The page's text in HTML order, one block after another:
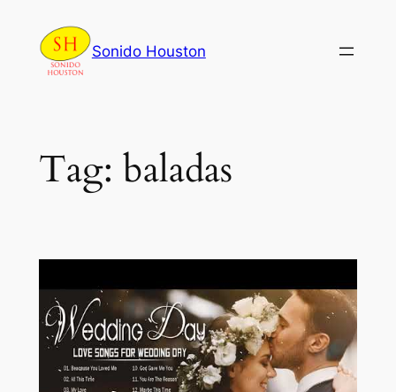
content
Sonido Houston
Tag: baladas